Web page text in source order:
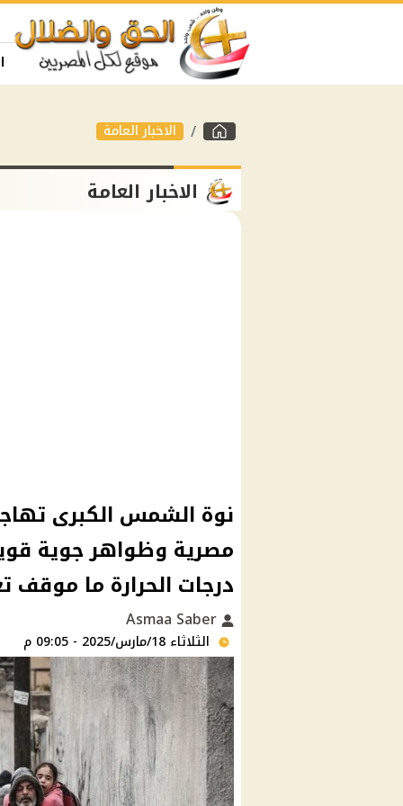
الاخبار العامة
الاخبار العامة
نوة الشمس الكبرى
مصرية وظواهر جوية
درجات الحرارة ما موقف
الثلاثاء 18/مارس/2025 - 09:05 م